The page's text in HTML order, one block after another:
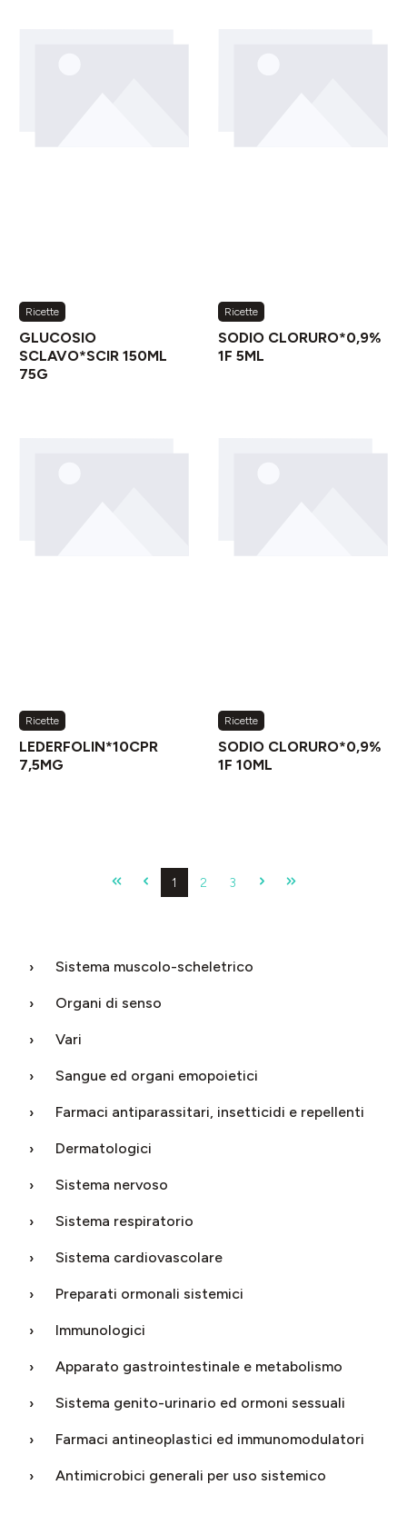
Sistema muscolo-scheletrico
Organi di senso
Vari
Sangue ed organi emopoietici
Farmaci antiparassitari, insetticidi e repellenti
Dermatologici
Sistema nervoso
Sistema respiratorio
Sistema cardiovascolare
Preparati ormonali sistemici
Immunologici
Apparato gastrointestinale e metabolismo
Sistema genito-urinario ed ormoni sessuali
Farmaci antineoplastici ed immunomodulatori
Antimicrobici generali per uso sistemico
Ricette
GLUCOSIO
SCLAVO*SCIR 150ML
75G
Ricette
SODIO CLORURO*0,9%
1F 5ML
Ricette
LEDERFOLIN*10CPR
7,5MG
Ricette
SODIO CLORURO*0,9%
1F 10ML
Pagina
1 Pagina
2 Pagina
3